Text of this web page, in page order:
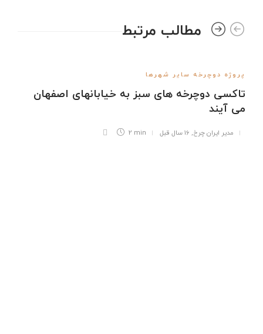
مطالب مرتبط
پروژه دوچرخه سایر شهرها
تاکسی دوچرخه های سبز به خیابانهای اصفهان
می آیند
مدیر ایران چرخ, 16 سال قبل 2 min